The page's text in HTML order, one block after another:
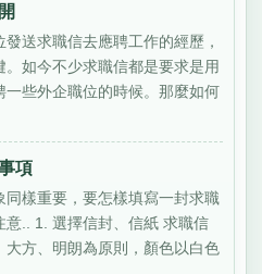
送求職信去應聘工作的經歷，
如今不少求職信都是要求是用
些外企職位的時候。那麼如何
項
樣重要，要怎樣填寫一封求職
意.. 1. 選擇信封、信紙 求職信
大方、明朗為原則，顏色以白色